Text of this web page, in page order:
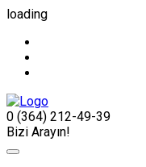
loading
0 (364) 212-49-39
Bizi Arayın!